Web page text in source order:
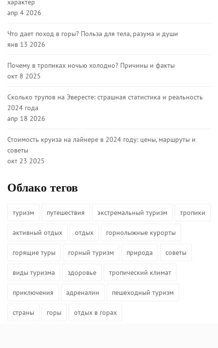
характер
апр 4 2026
Что дает поход в горы? Польза для тела, разума и души
янв 13 2026
Почему в тропиках ночью холодно? Причины и факты
окт 8 2025
Сколько трупов на Эвересте: страшная статистика и реальность
2024 года
апр 18 2026
Стоимость круиза на лайнере в 2024 году: цены, маршруты и
советы
окт 23 2025
Облако тегов
туризм путешествия экстремальный туризм тропики
активный отдых отдых горнолыжные курорты
горящие туры горный туризм природа советы
виды туризма здоровье тропический климат
приключения адреналин пешеходный туризм
страны горы отдых в горах